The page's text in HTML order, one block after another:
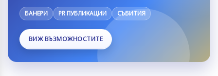
БАНЕРИ PR ПУБЛИКАЦИИ СЪБИТИЯ
ВИЖ ВЪЗМОЖНОСТИТЕ